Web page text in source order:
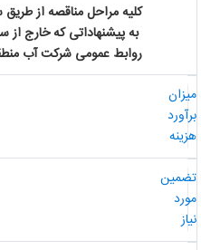
کلیه مراحل مناقصه از طریق
به پیشنهاداتی که خارج از
روابط عمومی شرکت آب